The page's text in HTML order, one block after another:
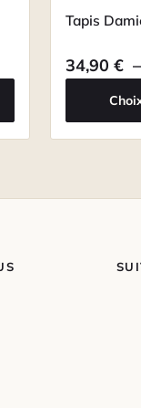
de prix : 40,42 €
Tapis
34,90 € –